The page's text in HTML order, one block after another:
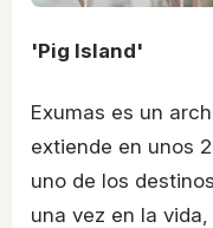
'Pig Island'
Exumas es un
extiende en unos
uno de los
una vez en la